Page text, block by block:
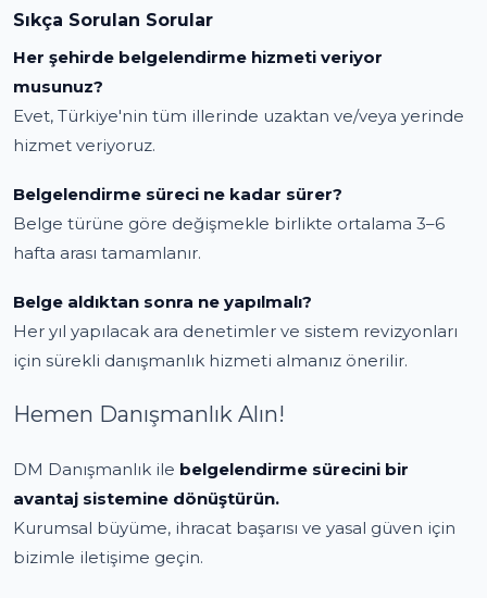
Sıkça Sorulan Sorular
Her şehirde belgelendirme hizmeti veriyor
musunuz?
Evet, Türkiye'nin tüm illerinde uzaktan ve/veya yerinde
hizmet veriyoruz.
Belgelendirme süreci ne kadar sürer?
Belge türüne göre değişmekle birlikte ortalama 3–6
hafta arası tamamlanır.
Belge aldıktan sonra ne yapılmalı?
Her yıl yapılacak ara denetimler ve sistem revizyonları
için sürekli danışmanlık hizmeti almanız önerilir.
Hemen Danışmanlık Alın!
DM Danışmanlık ile belgelendirme sürecini bir
avantaj sistemine dönüştürün.
Kurumsal büyüme, ihracat başarısı ve yasal güven için
bizimle iletişime geçin.